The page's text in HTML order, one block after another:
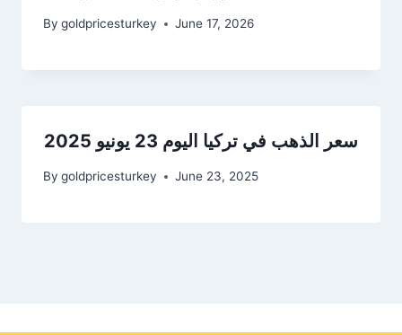
By goldpricesturkey June 17, 2026
سعر الذهب في تركيا اليوم 23 يونيو 2025
By goldpricesturkey June 23, 2025